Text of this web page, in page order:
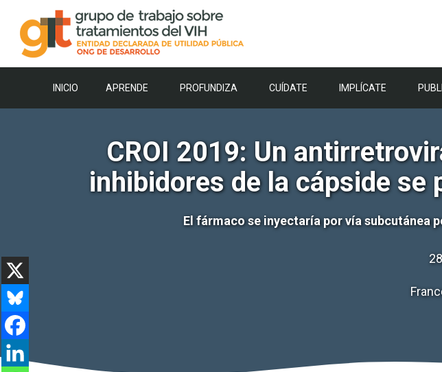
contenido
INICIO APRENDE PROFUNDIZA CUÍDATE IMPLÍCATE
CROI 2019: Un
inhibidores de la cápside
El fármaco se inyectaría por vía subcutánea